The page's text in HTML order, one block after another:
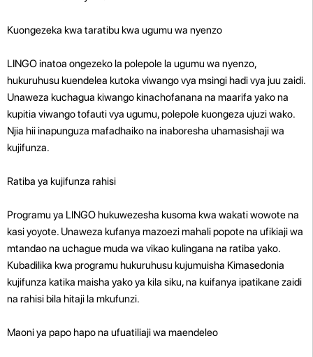
Kuongezeka kwa taratibu kwa ugumu wa nyenzo
LINGO inatoa ongezeko la polepole la ugumu wa nyenzo,
hukuruhusu kuendelea kutoka viwango vya msingi hadi vya juu zaidi.
Unaweza kuchagua kiwango kinachofanana na maarifa yako na
kupitia viwango tofauti vya ugumu, polepole kuongeza ujuzi wako.
Njia hii inapunguza mafadhaiko na inaboresha uhamasishaji wa
kujifunza.
Ratiba ya kujifunza rahisi
Programu ya LINGO hukuwezesha kusoma kwa wakati wowote na
kasi yoyote. Unaweza kufanya mazoezi mahali popote na ufikiaji wa
mtandao na uchague muda wa vikao kulingana na ratiba yako.
Kubadilika kwa programu hukuruhusu kujumuisha Kimasedonia
kujifunza katika maisha yako ya kila siku, na kuifanya ipatikane zaidi
na rahisi bila hitaji la mkufunzi.
Maoni ya papo hapo na ufuatiliaji wa maendeleo